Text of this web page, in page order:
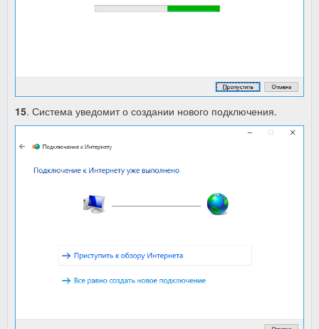
15. Система уведомит о создании нового подключения.